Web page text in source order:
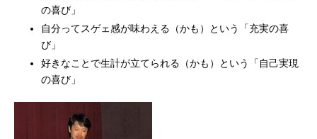
の喜び」
自分ってスゲェ感が味わえる（かも）という「充実の喜
び」
好きなことで生計が立てられる（かも）という「自己実現
の喜び」